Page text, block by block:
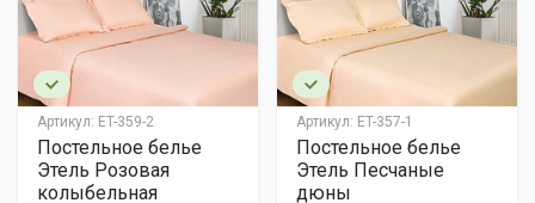
Артикул: ET-359-2
Постельное белье
Этель Розовая
колыбельная
Артикул: ET-357-1
Постельное белье
Этель Песчаные
дюны